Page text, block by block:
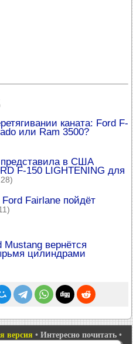
каната: Ford F-
или Ram 3500?
в США
F-150 LIGHTENING для
Fairlane пойдёт
вернётся
цилиндрами
версия • Интересно почитать •